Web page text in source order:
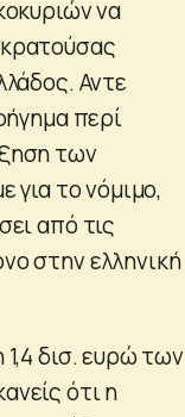
να
Αντε
περί
των
για το νόμιμο,
από τις
στην ελληνική
δισ. ευρώ των
ότι η